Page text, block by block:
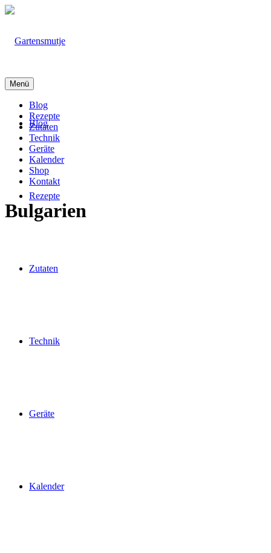
Blog
Rezepte
Zutaten
Technik
Geräte
Kalender
Menü
Blog
Rezepte
Zutaten
Technik
Geräte
Kalender
Shop
Kontakt
Bulgarien